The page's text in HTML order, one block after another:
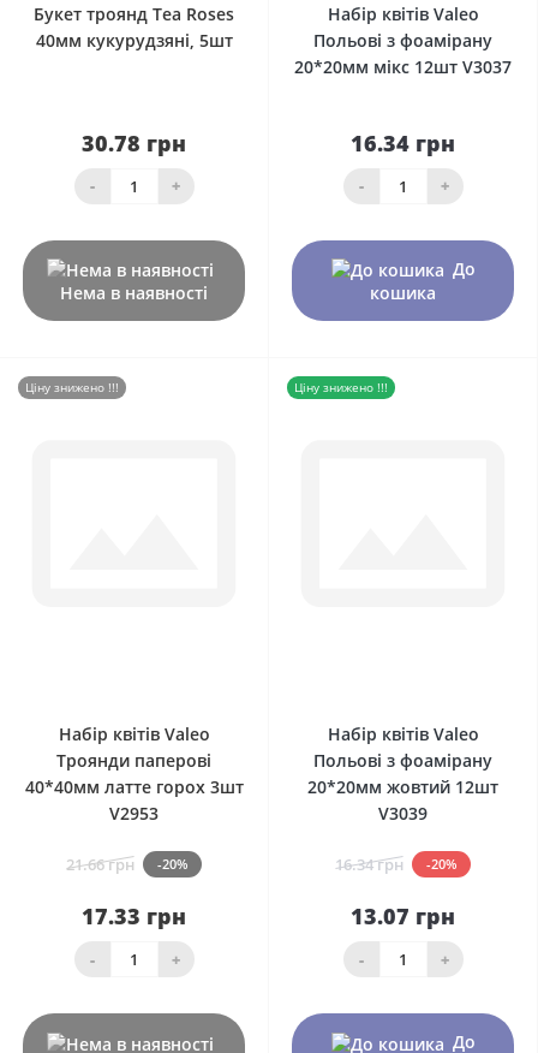
Букет троянд Tea Roses
40мм кукурудзяні, 5шт
30.78 грн
- +
Нема в наявності
Набір квітів Valeo
Польові з фоамірану
20*20мм мікс 12шт V3037
16.34 грн
- +
До
кошика
Ціну знижено !!!
Набір квітів Valeo
Троянди паперові
40*40мм латте горох 3шт
V2953
21.66 грн -20%
17.33 грн
- +
Ціну знижено !!!
Набір квітів Valeo
Польові з фоамірану
20*20мм жовтий 12шт
V3039
16.34 грн -20%
13.07 грн
- +
До